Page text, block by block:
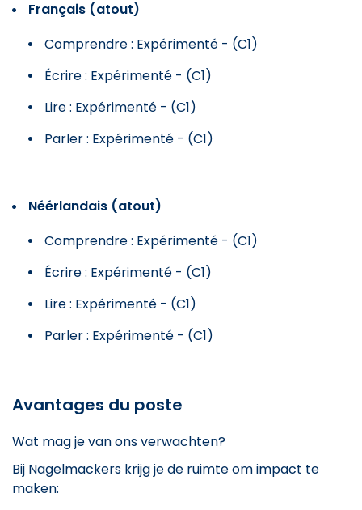
Français (atout)
Comprendre : Expérimenté - (C1)
Écrire : Expérimenté - (C1)
Lire : Expérimenté - (C1)
Parler : Expérimenté - (C1)
Néérlandais (atout)
Comprendre : Expérimenté - (C1)
Écrire : Expérimenté - (C1)
Lire : Expérimenté - (C1)
Parler : Expérimenté - (C1)
Avantages du poste
Wat mag je van ons verwachten?
Bij Nagelmackers krijg je de ruimte om impact te
maken: